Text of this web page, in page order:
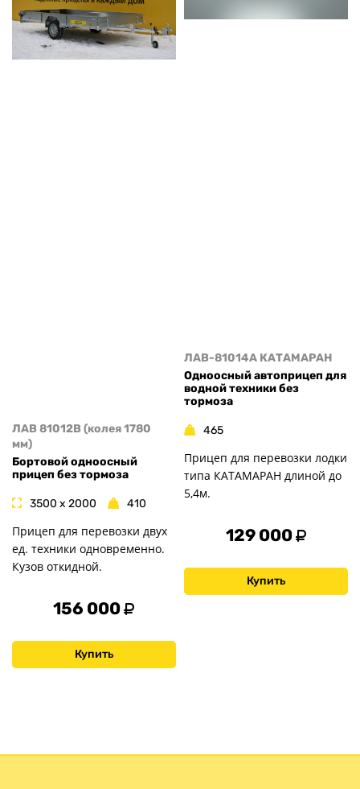
ЛАВ 81012B (колея 1780
мм)
Бортовой одноосный
прицеп без тормоза
3500 x 2000 410
Прицеп для перевозки двух
ед. техники одновременно.
Кузов откидной.
156 000
Купить
ЛАВ-81014A КАТАМАРАН
Одноосный автоприцеп для
водной техники без
тормоза
465
Прицеп для перевозки лодки
типа КАТАМАРАН длиной до
5,4м.
129 000
Купить